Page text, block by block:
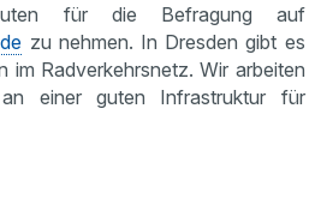
für die Befragung auf
zu nehmen. In Dresden gibt es
im Radverkehrsnetz. Wir arbeiten
einer guten Infrastruktur für